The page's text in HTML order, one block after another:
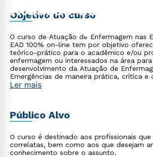
Atuação de
nas Emergências
Objetivo do curso
O curso de Atuação de Enfermagem nas
EAD 100% on-line tem por objetivo
teórico-prático para o acadêmico e/ou
enfermagem ou interessados na área
desenvolvimento da Atuação de
Emergências de maneira prática, crítica e
Ler mais
Público Alvo
O curso é destinado aos profissionais
correlatas, bem como aos que desejam
conhecimento sobre o assunto.